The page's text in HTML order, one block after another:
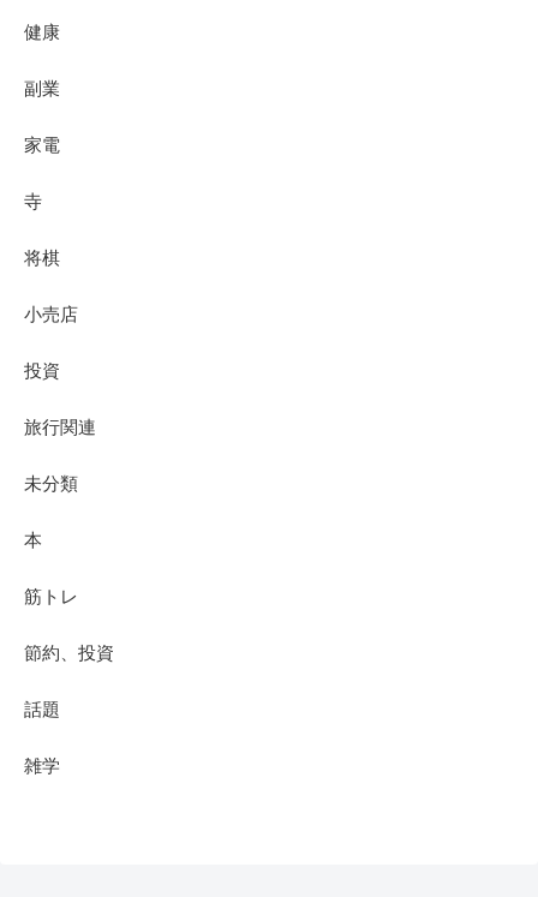
健康
副業
家電
寺
将棋
小売店
投資
旅行関連
未分類
本
筋トレ
節約、投資
話題
雑学